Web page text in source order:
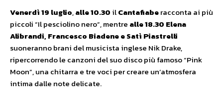
Venerdì 19 luglio,alle 10.30 ilCantafiaberacconta ai più
piccoli “Il pesciolino nero”, mentre alle 18.30 Elena
Alibrandi, Francesco Biadene e Satì Piastrelli
suoneranno brani del musicista inglese Nik Drake,
ripercorrendo le canzoni del suo disco più famoso “Pink
Moon”, una chitarra e tre voci per creare un’atmosfera
intima dalle note delicate.